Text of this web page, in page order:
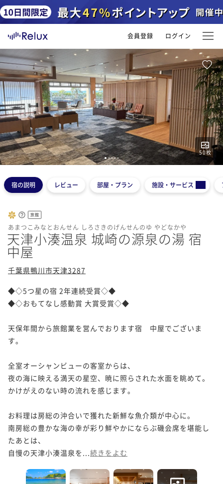
会員登録 ログイン
50枚
12345
宿の説明 レビュー 部屋・プラン 施設・サービス
旅館
あまつこみなとおんせん しろさきのげんせんのゆ やどなかや
天津小湊温泉 城崎の源泉の湯 宿
中屋
千葉県鴨川市天津3287
◆◇5つ星の宿 2年連続受賞◇◆
◆◇おもてなし感動賞 大賞受賞◇◆
天保年間から旅館業を営んでおります宿　中屋でございま
す。
全室オーシャンビューの客室からは、
夜の海に映える満天の星空、暁に照らされた水面を眺めて。
かけがえのない時の流れを感じます。
お料理は房総の沖合いで獲れた新鮮な魚介類が中心に。
南房総の豊かな海の幸が彩り鮮やかにならぶ磯会席を堪能し
たあとは、
自慢の天津小湊温泉を... 続きをよむ